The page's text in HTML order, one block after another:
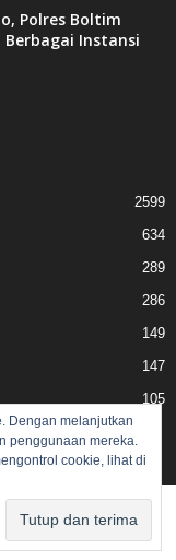
Polres Boltim
Berbagai Instansi
2599
634
289
286
149
147
105
reserved.
Dengan melanjutkan
penggunaan mereka.
cookie, lihat di